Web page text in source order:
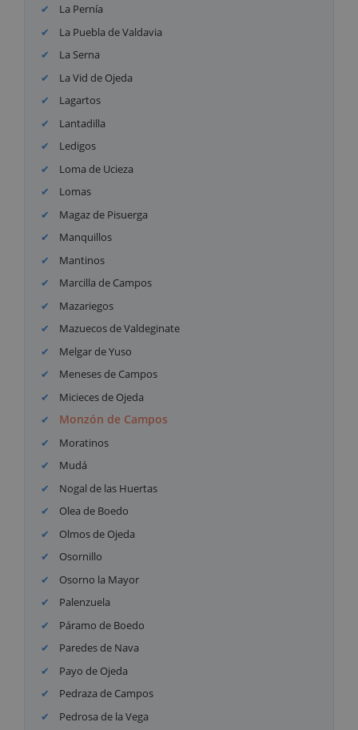
La Pernía
La Puebla de Valdavia
La Serna
La Vid de Ojeda
Lagartos
Lantadilla
Ledigos
Loma de Ucieza
Lomas
Magaz de Pisuerga
Manquillos
Mantinos
Marcilla de Campos
Mazariegos
Mazuecos de Valdeginate
Melgar de Yuso
Meneses de Campos
Micieces de Ojeda
Monzón de Campos
Moratinos
Mudá
Nogal de las Huertas
Olea de Boedo
Olmos de Ojeda
Osornillo
Osorno la Mayor
Palenzuela
Páramo de Boedo
Paredes de Nava
Payo de Ojeda
Pedraza de Campos
Pedrosa de la Vega